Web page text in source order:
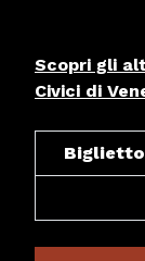
Scopri gli
Civici di
Biglietto